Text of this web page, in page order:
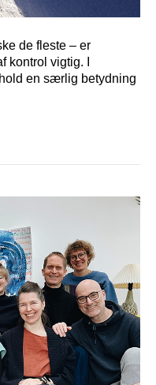
de fleste – er
kontrol vigtig. I
en særlig betydning